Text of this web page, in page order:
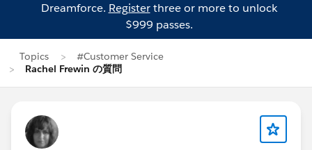
Dreamforce. Registerthree or more to unlock
$999 passes.
Topics
#Customer Service
Rachel Frewin の質問